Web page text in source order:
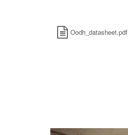
Oodh_datasheet.pdf